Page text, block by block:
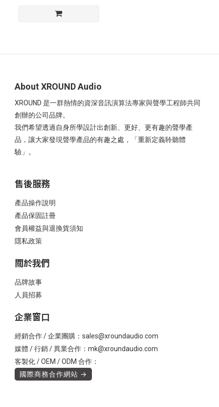
About XROUND Audio
XROUND 是一群熱情的資深音訊演算法專家與聲學工程師共同
創辦的公司品牌。
我們希望透過自身所學設計出創新、更好、更有趣的聲學產
品，讓大家發現聲學產品的有趣之處，「重新定義聆聽體
驗」。
售後服務
產品操作說明
產品保固註冊
會員權益與退換貨須知
隱私政策
關於我們
品牌故事
人員招募
企業窗口
經銷合作 / 企業團購：sales@xroundaudio.com
媒體 / 行銷 / 異業合作：mk@xroundaudio.com
客製化 / OEM / ODM 合作：
國際商務合作網站 →